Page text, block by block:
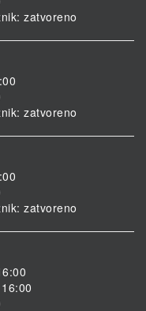
zatvoreno
zatvoreno
zatvoreno